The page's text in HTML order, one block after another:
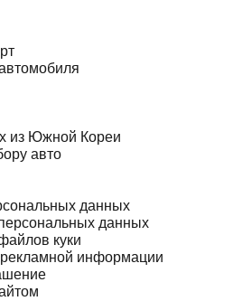
из Южной Кореи
авто
данных
данных
куки
информации